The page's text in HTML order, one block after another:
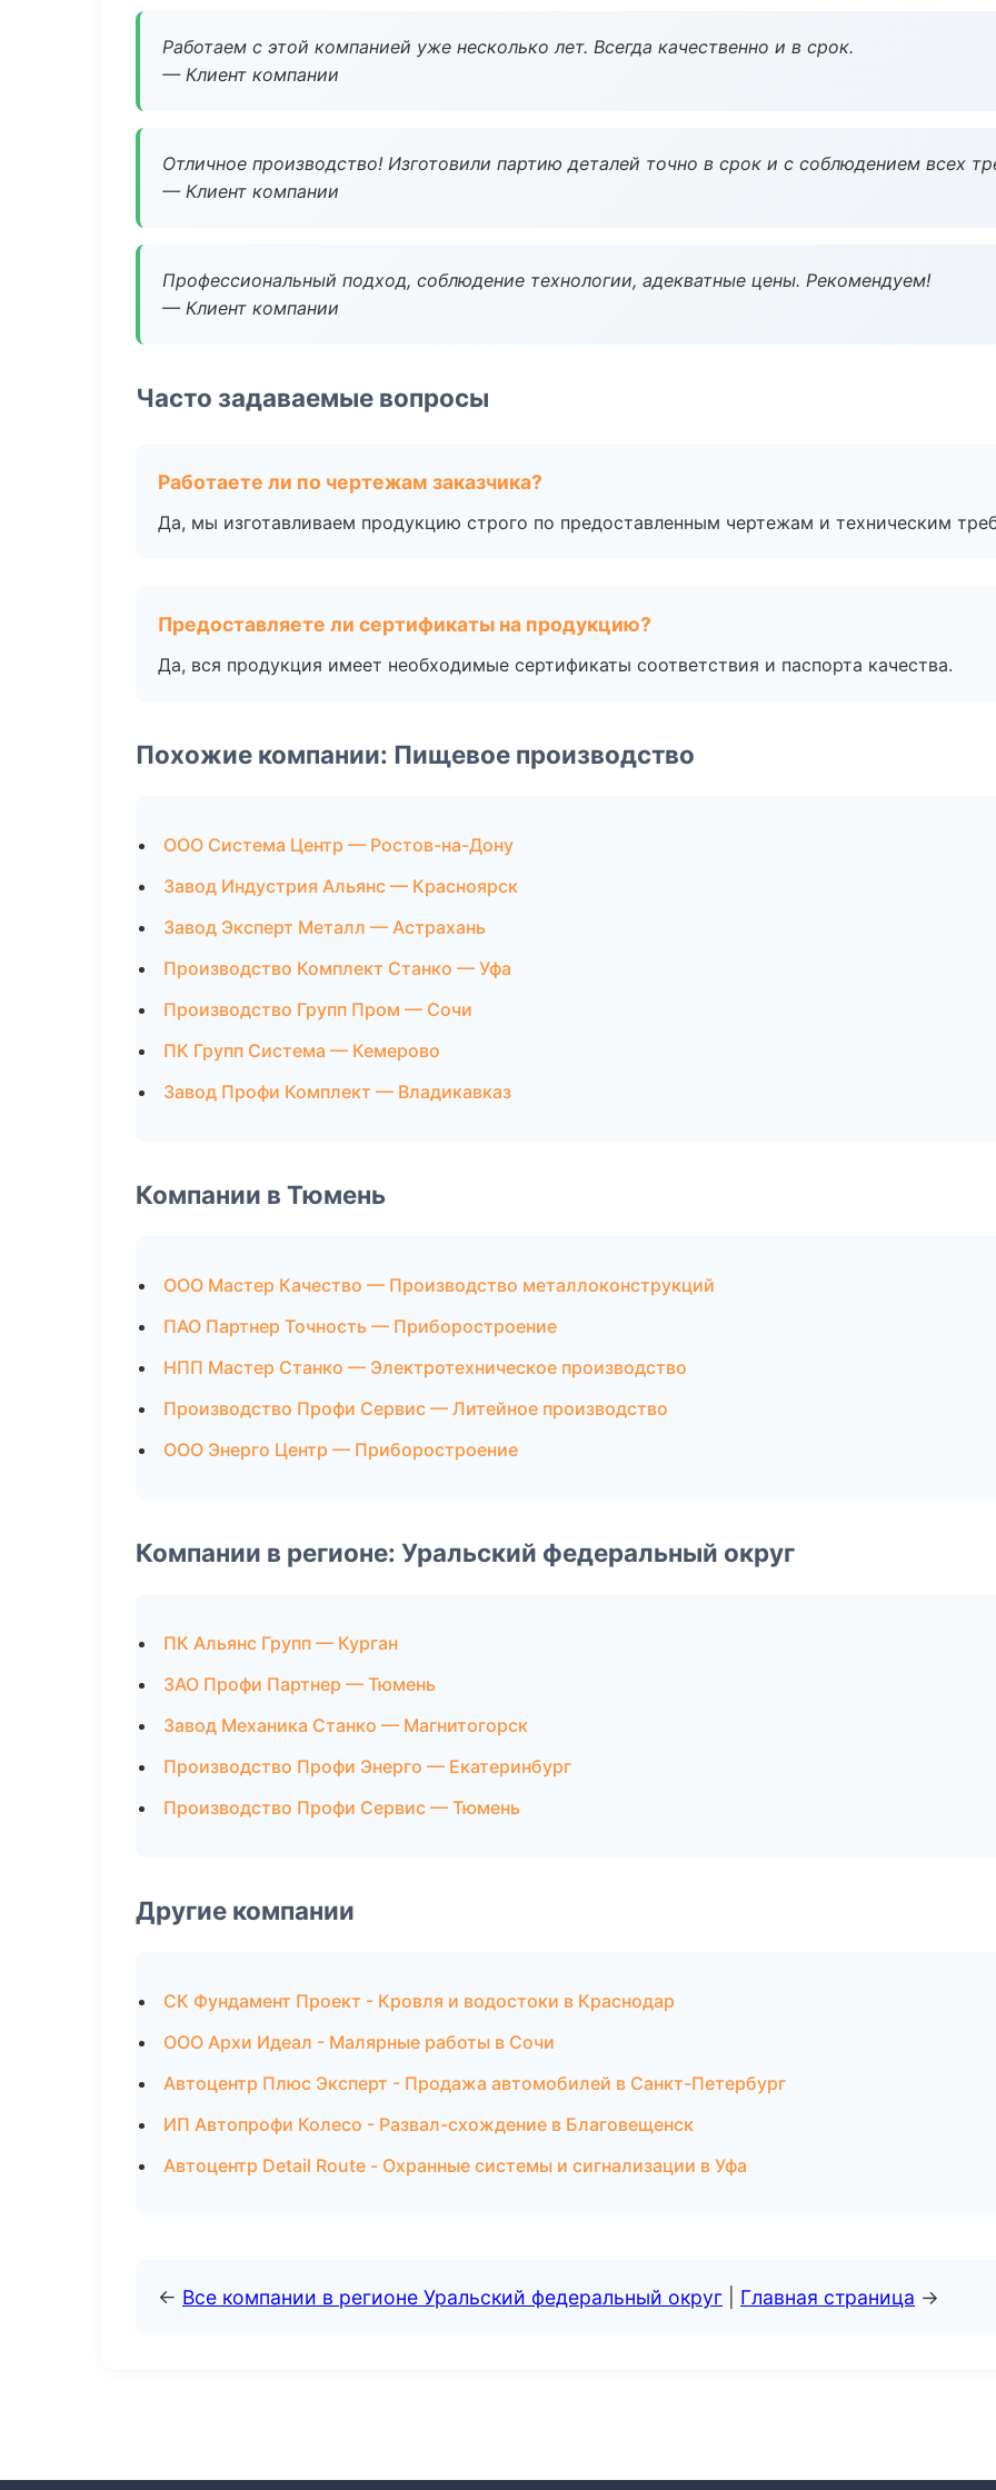
Работаем с этой компанией уже несколько лет. Всегда качественно и в срок.
— Клиент компании
Отличное производство! Изготовили партию деталей точно в срок и с соблюдением всех
— Клиент компании
Профессиональный подход, соблюдение технологии, адекватные цены. Рекомендуем!
— Клиент компании
Часто задаваемые вопросы
Работаете ли по чертежам заказчика?
Да, мы изготавливаем продукцию строго по предоставленным чертежам и техническим
Предоставляете ли сертификаты на продукцию?
Да, вся продукция имеет необходимые сертификаты соответствия и паспорта качества.
Похожие компании: Пищевое производство
ООО Система Центр — Ростов-на-Дону
Завод Индустрия Альянс — Красноярск
Завод Эксперт Металл — Астрахань
Производство Комплект Станко — Уфа
Производство Групп Пром — Сочи
ПК Групп Система — Кемерово
Завод Профи Комплект — Владикавказ
Компании в Тюмень
ООО Мастер Качество — Производство металлоконструкций
ПАО Партнер Точность — Приборостроение
НПП Мастер Станко — Электротехническое производство
Производство Профи Сервис — Литейное производство
ООО Энерго Центр — Приборостроение
Компании в регионе: Уральский федеральный округ
ПК Альянс Групп — Курган
ЗАО Профи Партнер — Тюмень
Завод Механика Станко — Магнитогорск
Производство Профи Энерго — Екатеринбург
Производство Профи Сервис — Тюмень
Другие компании
СК Фундамент Проект - Кровля и водостоки в Краснодар
ООО Архи Идеал - Малярные работы в Сочи
Автоцентр Плюс Эксперт - Продажа автомобилей в Санкт-Петербург
ИП Автопрофи Колесо - Развал-схождение в Благовещенск
Автоцентр Detail Route - Охранные системы и сигнализации в Уфа
← Все компании в регионе Уральский федеральный округ Главная страница →